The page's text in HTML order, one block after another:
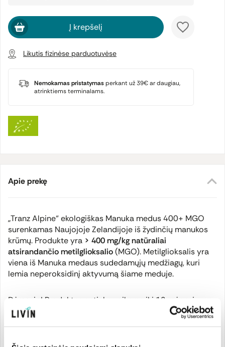
Į krepšelį
Likutis fizinėse parduotuvėse
Nemokamas pristatymasperkant už 39€ ar daugiau,
atrinktiems terminalams.
Apie prekę
„Tranz Alpine“ ekologiškas Manuka medus 400+ MGO
surenkamas Naujojoje Zelandijoje iš žydinčių manukos
krūmų. Produkte yra > 400 mg/kg natūraliai
atsirandančio metilglioksalio(MGO). Metilglioksalis yra
viena iš Manuka medaus sudedamųjų medžiagų, kuri
lemia neperoksidinį aktyvumą šiame meduje.
Dėmesio! Produktas netinka vaikams iki 12 mėnesių.
Perdirbto plastiko pakuotėje.